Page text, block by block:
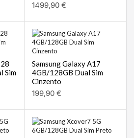
1499,90 €
Sim
Samsung Galaxy A17
4GB/128GB Dual Sim
Cinzento
199,90 €